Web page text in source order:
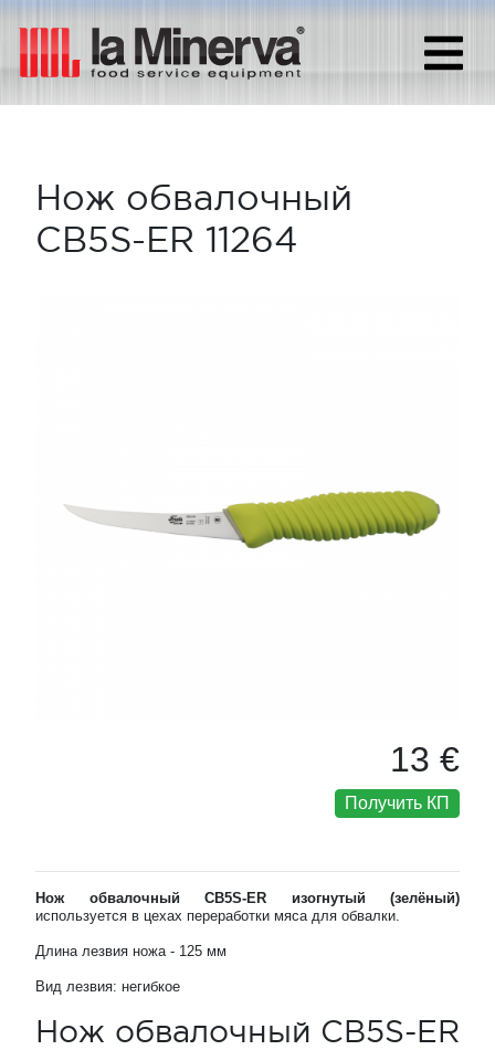
Нож обвалочный
CB5S-ER 11264
13 €
Получить КП
Нож обвалочный CB5S-ER изогнутый (зелёный)
используется в цехах переработки мяса для обвалки.
Длина лезвия ножа - 125 мм
Вид лезвия: негибкое
Нож обвалочный CB5S-ER